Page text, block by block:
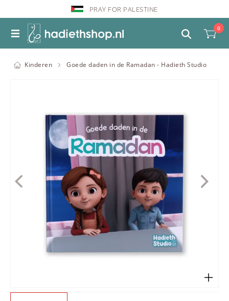
PRAY FOR PALESTINE
0
Kinderen Goede daden in de Ramadan - Hadieth Studio